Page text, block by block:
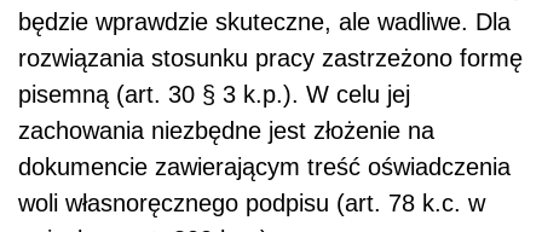
będzie wprawdzie skuteczne, ale wadliwe. Dla
rozwiązania stosunku pracy zastrzeżono formę
pisemną (art. 30 § 3 k.p.). W celu jej
zachowania niezbędne jest złożenie na
dokumencie zawierającym treść oświadczenia
woli własnoręcznego podpisu (art. 78 k.c. w